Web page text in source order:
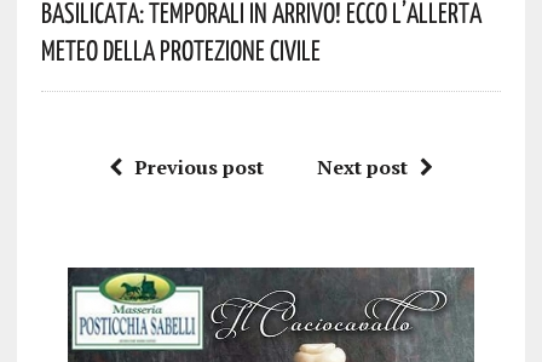
Basilicata: Temporali In Arrivo! Ecco L’allerta
Meteo Della Protezione Civile
Previous post Next post